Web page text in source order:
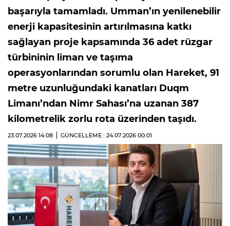
başarıyla tamamladı. Umman’ın yenilenebilir
enerji kapasitesinin artırılmasına katkı
sağlayan proje kapsamında 36 adet rüzgar
türbininin liman ve taşıma
operasyonlarından sorumlu olan Hareket, 91
metre uzunluğundaki kanatları Duqm
Limanı’ndan Nimr Sahası’na uzanan 387
kilometrelik zorlu rota üzerinden taşıdı.
23.07.2026 14:08 GÜNCELLEME : 24.07.2026 00:01